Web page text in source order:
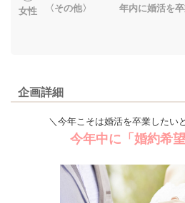
女性 〈その他〉 年内に婚活を卒
企画詳細
＼今年こそは婚活を卒業したい
今年中に「婚約希